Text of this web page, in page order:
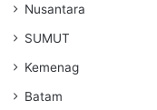
Nusantara
SUMUT
Kemenag
Batam